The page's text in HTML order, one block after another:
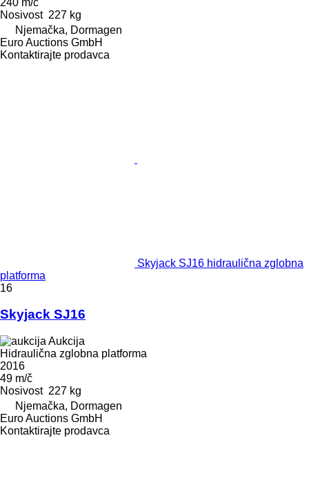
Nosivost 227 kg
Njemačka, Dormagen
Euro Auctions GmbH
Kontaktirajte prodavca
Skyjack SJ16 hidraulična zglobna
platforma
16
Skyjack SJ16
Aukcija
Hidraulična zglobna platforma
2016
49 m/č
Nosivost 227 kg
Njemačka, Dormagen
Euro Auctions GmbH
Kontaktirajte prodavca